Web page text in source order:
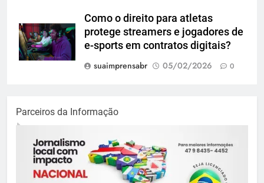
Como o direito para atletas
protege streamers e jogadores de
e-sports em contratos digitais?
suaimprensabr
05/02/2026 0
Parceiros da Informação